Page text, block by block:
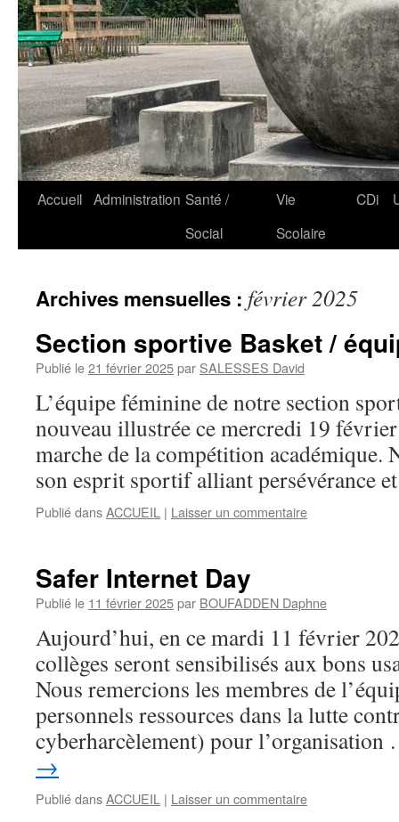
Accueil Administration Santé /
Social
Vie
Scolaire
CDi
Archives mensuelles : février 2025
Section sportive Basket /
Publié le21 février 2025par SALESSES David
L’équipe féminine de notre section
nouveau illustrée ce mercredi 19
marche de la compétition académique.
son esprit sportif alliant persévérance
Publié dansACCUEIL | Laisser un commentaire
Safer Internet Day
Publié le 11 février 2025par BOUFADDEN Daphne
Aujourd’hui, en ce mardi 11 février
collèges seront sensibilisés aux bons
Nous remercions les membres de
personnels ressources dans la lutte
cyberharcèlement) pour
→
Publié dansACCUEIL | Laisser un commentaire